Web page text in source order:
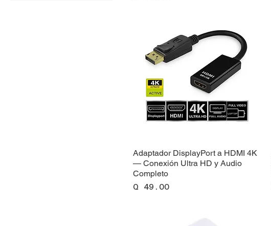
Adaptador DisplayPort a HDMI 4K
— Conexión Ultra HD y Audio
Completo
Precio
Q 49.00